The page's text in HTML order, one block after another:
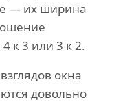
— их ширина
к 3 или 3 к 2.
окна
довольно